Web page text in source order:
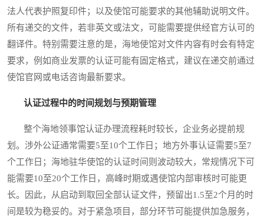
法人代表护照复印件；以及使馆可能要求的其他辅助说明文件。
所有递交的文件，若非英文或法文，可能需要提供经官方认可的
翻译件。特别需要注意的是，海地使馆对文件内容有时会有特定
要求，例如商业发票的认证可能有固定格式，建议在递交前通过
使馆官网或电话咨询最新要求。
认证过程中的时间规划与预期管理
整个海地领事馆认证办理流程耗时较长，企业务必提前规
划。涉外公证通常需要5至10个工作日；地方外事认证需要5至7
个工作日；海地驻华使馆的认证时间则波动较大，常规情况下可
能需要10至20个工作日，高峰时期或遇使馆内部审核时可能更
长。因此，从启动到取回全部认证文件，预留出1.5至2个月的时
间是较为稳妥的。对于紧急项目，部分环节可能提供加急服务，